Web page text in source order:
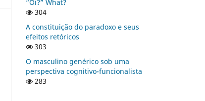
“Oi?” What?
304
A constituição do paradoxo e seus
efeitos retóricos
303
O masculino genérico sob uma
perspectiva cognitivo-funcionalista
283